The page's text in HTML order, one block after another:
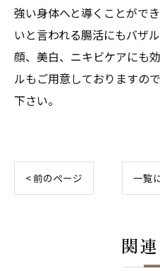
強い身体へと導くことがで
いと言われる腸活にもバザ
顔、美白、ニキビケアにも
ルもご用意しておりますの
下さい。
< 前のページ 一覧
関